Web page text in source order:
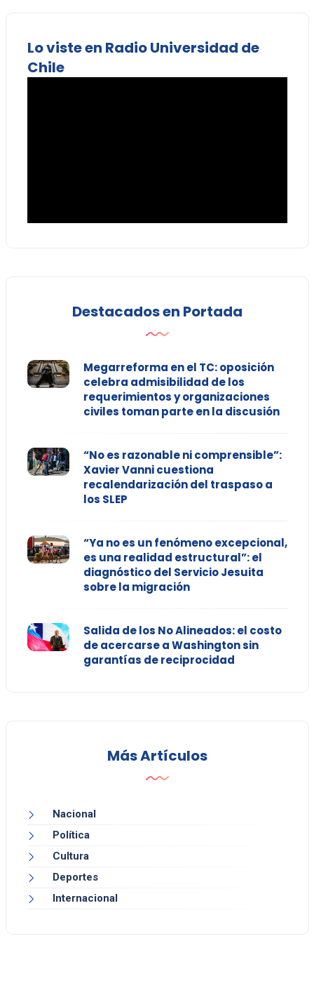
Lo viste en Radio Universidad de
Chile
Destacados en Portada
Megarreforma en el TC: oposición
celebra admisibilidad de los
requerimientos y organizaciones
civiles toman parte en la discusión
“No es razonable ni comprensible”:
Xavier Vanni cuestiona
recalendarización del traspaso a
los SLEP
“Ya no es un fenómeno excepcional,
es una realidad estructural”: el
diagnóstico del Servicio Jesuita
sobre la migración
Salida de los No Alineados: el costo
de acercarse a Washington sin
garantías de reciprocidad
Más Artículos
Nacional
Política
Cultura
Deportes
Internacional